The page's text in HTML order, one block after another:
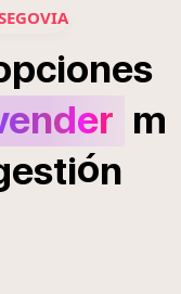
m
ón